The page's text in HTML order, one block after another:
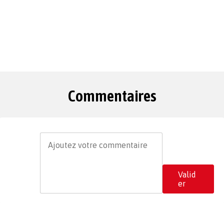
Commentaires
Valid
er